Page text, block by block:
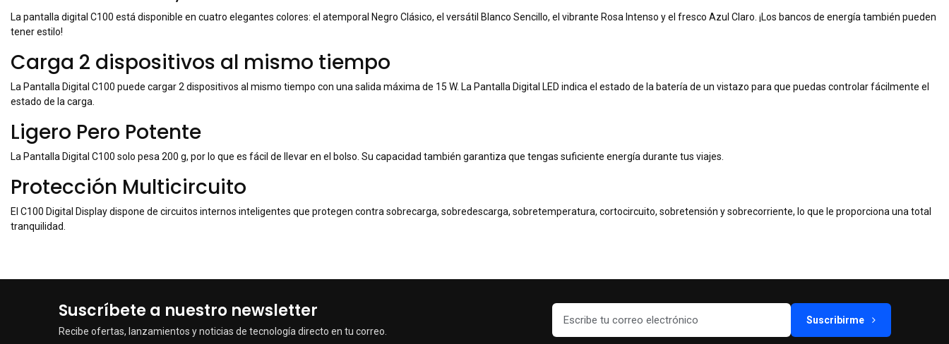
La pantalla digital C100 está disponible en cuatro elegantes colores: el atemporal Negro Clásico, el versátil Blanco Sencillo, el vibrante Rosa Intenso y el fresco Azul Claro. ¡Los bancos de energía también pueden
tener estilo!
Carga 2 dispositivos al mismo tiempo
La Pantalla Digital C100 puede cargar 2 dispositivos al mismo tiempo con una salida máxima de 15 W. La Pantalla Digital LED indica el estado de la batería de un vistazo para que puedas controlar fácilmente el
estado de la carga.
Ligero Pero Potente
La Pantalla Digital C100 solo pesa 200 g, por lo que es fácil de llevar en el bolso. Su capacidad también garantiza que tengas suficiente energía durante tus viajes.
Protección Multicircuito
El C100 Digital Display dispone de circuitos internos inteligentes que protegen contra sobrecarga, sobredescarga, sobretemperatura, cortocircuito, sobretensión y sobrecorriente, lo que le proporciona una total
tranquilidad.
Suscríbete a nuestro newsletter
Recibe ofertas, lanzamientos y noticias de tecnología directo en tu correo.
Suscribirme